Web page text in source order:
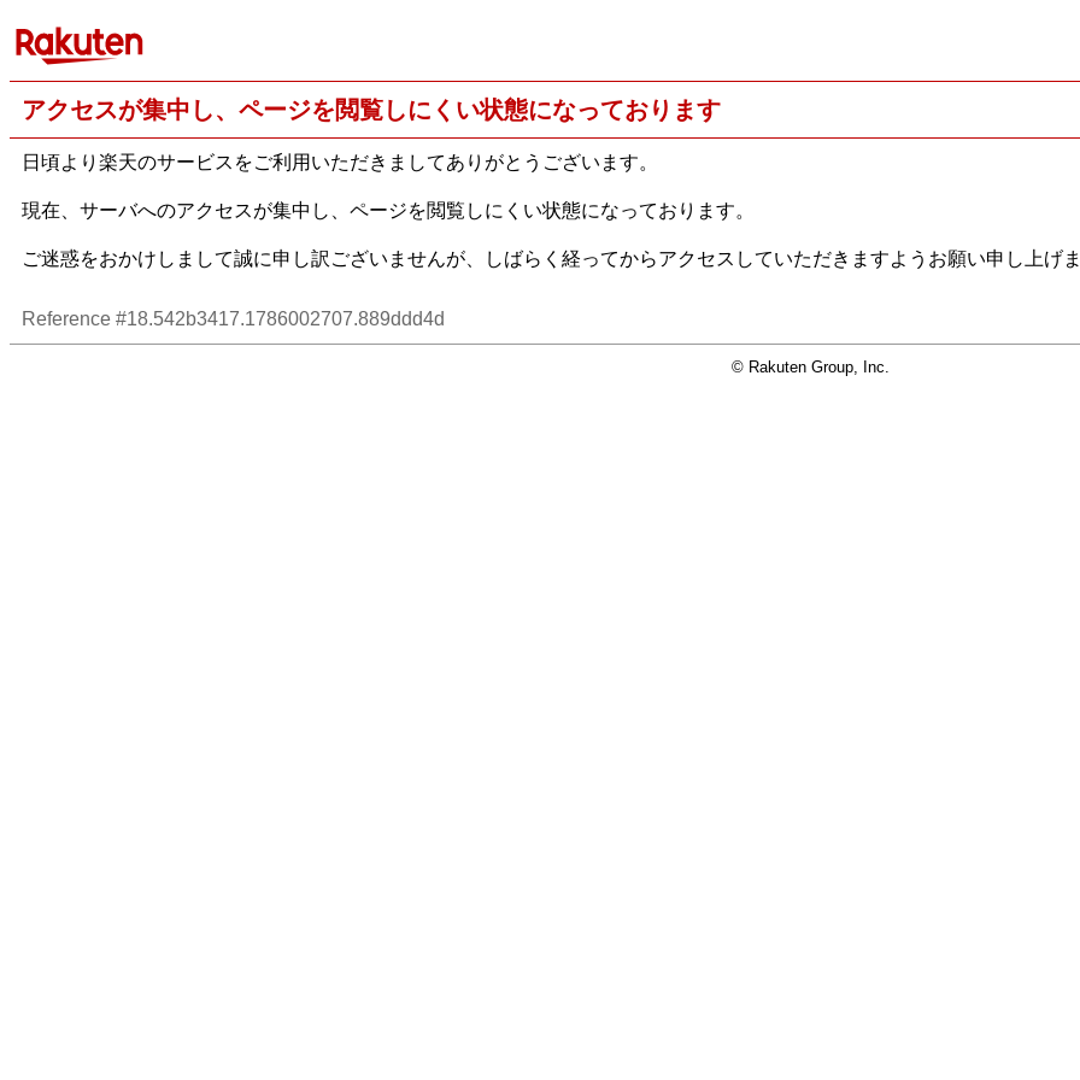
アクセスが集中し、ページを閲覧しにくい状態になっております
日頃より楽天のサービスをご利用いただきましてありがとうございます。
現在、サーバへのアクセスが集中し、ページを閲覧しにくい状態になっております。
ご迷惑をおかけしまして誠に申し訳ございませんが、しばらく経ってからアクセスしていただきますようお願い申し上げ
Reference #18.542b3417.1786002707.889ddd4d
© Rakuten Group, Inc.